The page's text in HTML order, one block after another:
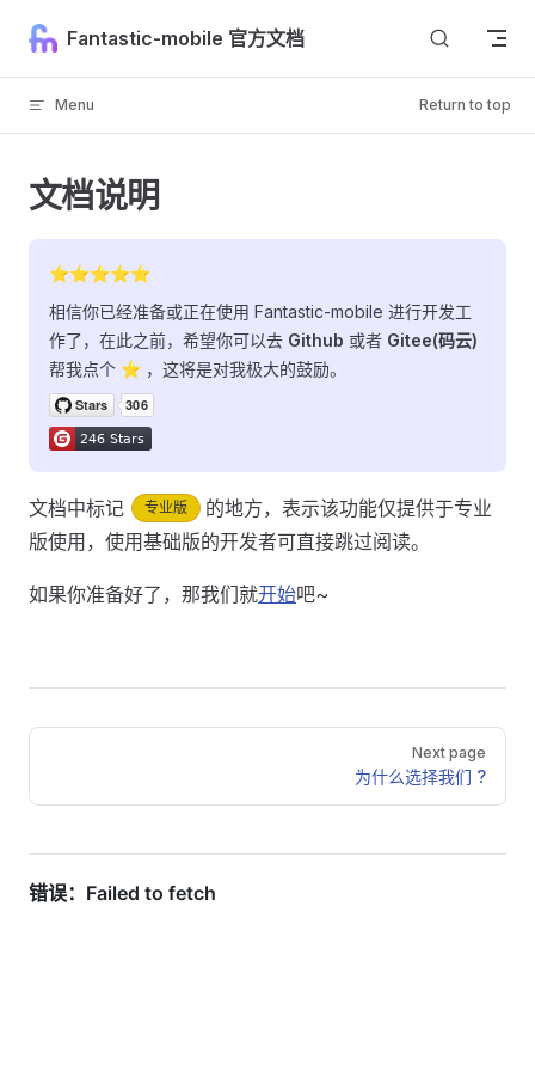
Skip to content
Fantastic-mobile 官方文档
Menu Return to top
文档说明
⭐⭐⭐⭐⭐
相信你已经准备或正在使用 Fantastic-mobile 进行开发工
作了，在此之前，希望你可以去 Github 或者 Gitee(码云)
帮我点个 ⭐ ，这将是对我极大的鼓励。
文档中标记 专业版
的地方，表示该功能仅提供于专业
版使用，使用基础版的开发者可直接跳过阅读。
如果你准备好了，那我们就开始吧~
Pager
Next page
为什么选择我们 ?